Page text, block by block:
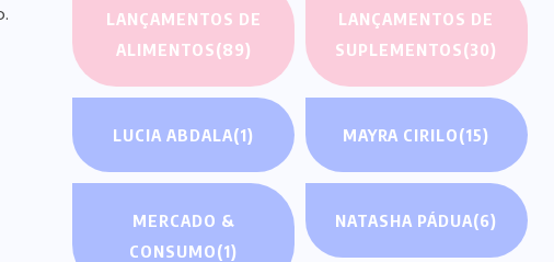
LANÇAMENTOS DE
ALIMENTOS(89)
LANÇAMENTOS DE
SUPLEMENTOS(30)
LUCIA ABDALA(1) MAYRA CIRILO(15)
MERCADO &
CONSUMO(1)
NATASHA PÁDUA(6)